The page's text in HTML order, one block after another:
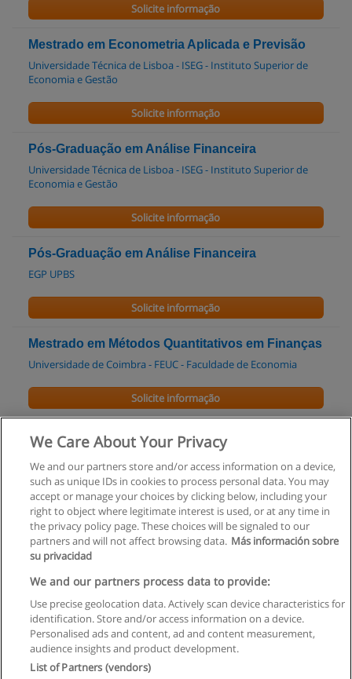
Solicite informação
Mestrado em Econometria Aplicada e Previsão
Universidade Técnica de Lisboa - ISEG - Instituto Superior de
Economia e Gestão
Solicite informação
Pós-Graduação em Análise Financeira
Universidade Técnica de Lisboa - ISEG - Instituto Superior de
Economia e Gestão
Solicite informação
Pós-Graduação em Análise Financeira
EGP UPBS
Solicite informação
Mestrado em Métodos Quantitativos em Finanças
Universidade de Coimbra - FEUC - Faculdade de Economia
Solicite informação
Master of Business Administration
IU International University of Applied Sciences
Solicite informação
Regras de uso
Privacidade de dados
Entrar em contato com Educaedu
Copyright © Educaedu Business S.L. - CIF : B-95610580: -
We Care About Your Privacy
We and our partners store and/or access information on a device,
such as unique IDs in cookies to process personal data. You may
accept or manage your choices by clicking below, including your
right to object where legitimate interest is used, or at any time in
the privacy policy page. These choices will be signaled to our
partners and will not affect browsing data. Más información sobre
su privacidad
We and our partners process data to provide:
Use precise geolocation data. Actively scan device characteristics for
identification. Store and/or access information on a device.
Personalised ads and content, ad and content measurement,
audience insights and product development.
List of Partners (vendors)